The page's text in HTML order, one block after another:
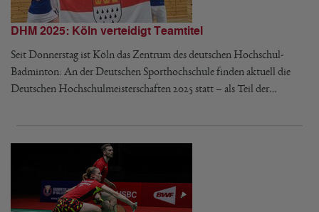
DHM 2025: Köln verteidigt Teamtitel
Seit Donnerstag ist Köln das Zentrum des deutschen Hochschul-
Badminton: An der Deutschen Sporthochschule finden aktuell die
Deutschen Hochschulmeisterschaften 2025 statt – als Teil der…